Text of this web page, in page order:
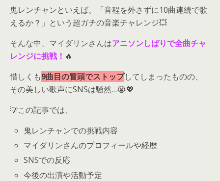
鬼レンチャンといえば、「音程を外さずに10曲連続で歌
えるか？」という超ガチの音楽チャレンジ💥
そんな中、マイダリンさんはアニソンしばりで全曲チャ
レンジに挑戦！ 🔥
惜しくも9曲目の冒頭でストップしてしまったものの、
その美しい歌声にSNSは騒然…😭💖
💡この記事では、
鬼レンチャンでの挑戦内容
マイダリンさんのプロフィールや経歴
SNSでの反応
今後の出演や活動予定